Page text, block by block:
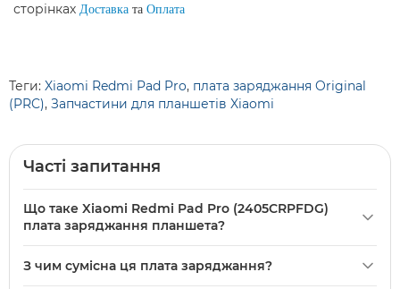
сторінках Доставка та Оплата
Теги: Xiaomi Redmi Pad Pro, плата заряджання Original
(PRC), Запчастини для планшетів Xiaomi
Часті запитання
Що таке Xiaomi Redmi Pad Pro (2405CRPFDG)
плата заряджання планшета?
планшета — це оригінальна (Original PRC) запасна плата
З чим сумісна ця плата заряджання?